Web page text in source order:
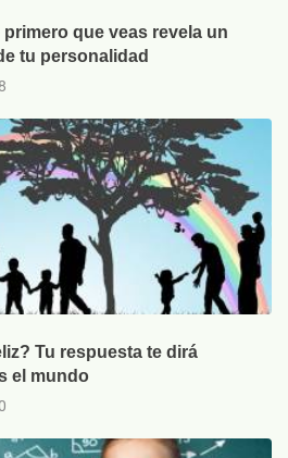
que veas revela un
tu personalidad
Tu respuesta te dirá
el mundo